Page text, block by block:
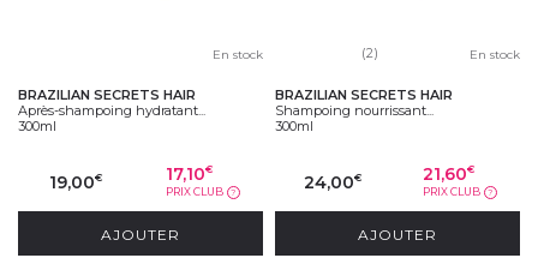
En stock
BRAZILIAN SECRETS HAIR
Après-shampoing hydratant...
300ml
19,00€ 17,10€
PRIX CLUB ?
AJOUTER
(2) En stock
BRAZILIAN SECRETS HAIR
Shampoing nourrissant...
300ml
24,00€ 21,60€
PRIX CLUB ?
AJOUTER